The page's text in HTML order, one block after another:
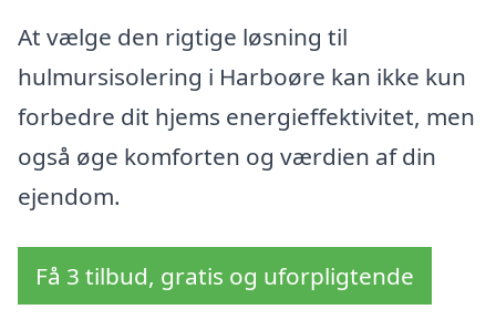
At vælge den rigtige løsning til
hulmursisolering i Harboøre kan ikke kun
forbedre dit hjems energieffektivitet, men
også øge komforten og værdien af din
ejendom.
Få 3 tilbud, gratis og uforpligtende